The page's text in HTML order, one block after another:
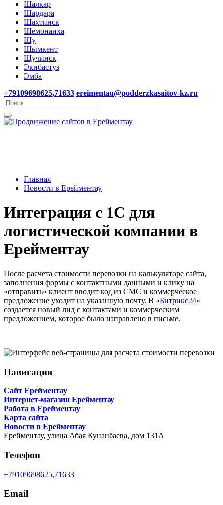
Шалкар
Шардара
Шахтинск
Шемонаиха
Шу
Шымкент
Щучинск
Экибастуз
Эмба
+79109698625,71633 ereimentau@podderzkasaitov-kz.ru
Главная
Новости в Ерейментау
Интеграция с 1С для
логистической компании в
Ерейментау
После расчета стоимости перевозки на калькуляторе сайта,
заполнения формы с контактными данными и клику на
«отправить» клиент вводит код из СМС и коммерческое
предложение уходит на указанную почту. В «Битрикс24»
создается новый лид с контактами и коммерческим
предложением, которое было направлено в письме.
Навигация
Сайт Ерейментау
Интернет-магазин Ерейментау
Работа в Ерейментау
Карта сайта
Новости в Ерейментау
Ерейментау, улица Абая Кунанбаева, дом 131А
Телефон
+79109698625,71633
Email